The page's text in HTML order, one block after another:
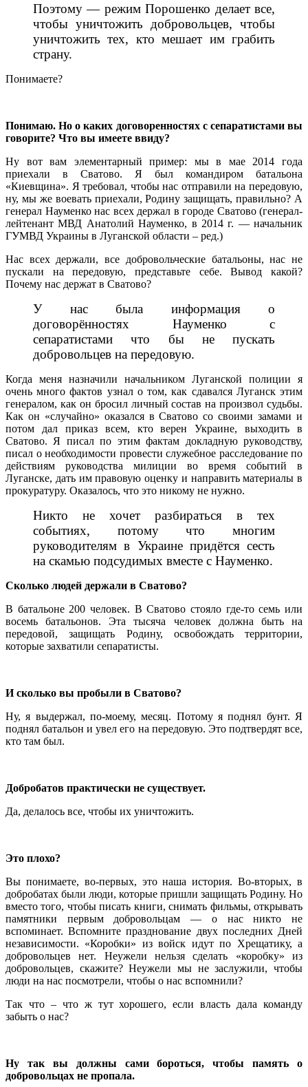
Поэтому — режим Порошенко делает все,
чтобы уничтожить добровольцев, чтобы
уничтожить тех, кто мешает им грабить
страну.
Понимаете?
Понимаю. Но о каких договоренностях с сепаратистами вы
говорите? Что вы имеете ввиду?
Ну вот вам элементарный пример: мы в мае 2014 года
приехали в Сватово. Я был командиром батальона
«Киевщина». Я требовал, чтобы нас отправили на передовую,
ну, мы же воевать приехали, Родину защищать, правильно? А
генерал Науменко нас всех держал в городе Сватово (генерал-
лейтенант МВД Анатолий Науменко, в 2014 г. — начальник
ГУМВД Украины в Луганской области – ред.)
Нас всех держали, все добровольческие батальоны, нас не
пускали на передовую, представьте себе. Вывод какой?
Почему нас держат в Сватово?
У нас была информация о
договорённостях Науменко с
сепаратистами что бы не пускать
добровольцев на передовую.
Когда меня назначили начальником Луганской полиции я
очень много фактов узнал о том, как сдавался Луганск этим
генералом, как он бросил личный состав на произвол судьбы.
Как он «случайно» оказался в Сватово со своими замами и
потом дал приказ всем, кто верен Украине, выходить в
Сватово. Я писал по этим фактам докладную руководству,
писал о необходимости провести служебное расследование по
действиям руководства милиции во время событий в
Луганске, дать им правовую оценку и направить материалы в
прокуратуру. Оказалось, что это никому не нужно.
Никто не хочет разбираться в тех
событиях, потому что многим
руководителям в Украине придётся сесть
на скамью подсудимых вместе с Науменко.
Сколько людей держали в Сватово?
В батальоне 200 человек. В Сватово стояло где-то семь или
восемь батальонов. Эта тысяча человек должна быть на
передовой, защищать Родину, освобождать территории,
которые захватили сепаратисты.
И сколько вы пробыли в Сватово?
Ну, я выдержал, по-моему, месяц. Потому я поднял бунт. Я
поднял батальон и увел его на передовую. Это подтвердят все,
кто там был.
Добробатов практически не существует.
Да, делалось все, чтобы их уничтожить.
Это плохо?
Вы понимаете, во-первых, это наша история. Во-вторых, в
добробатах были люди, которые пришли защищать Родину. Но
вместо того, чтобы писать книги, снимать фильмы, открывать
памятники первым добровольцам — о нас никто не
вспоминает. Вспомните празднование двух последних Дней
независимости. «Коробки» из войск идут по Хрещатику, а
добровольцев нет. Неужели нельзя сделать «коробку» из
добровольцев, скажите? Неужели мы не заслужили, чтобы
люди на нас посмотрели, чтобы о нас вспомнили?
Так что – что ж тут хорошего, если власть дала команду
забыть о нас?
Ну так вы должны сами бороться, чтобы память о
добровольцах не пропала.